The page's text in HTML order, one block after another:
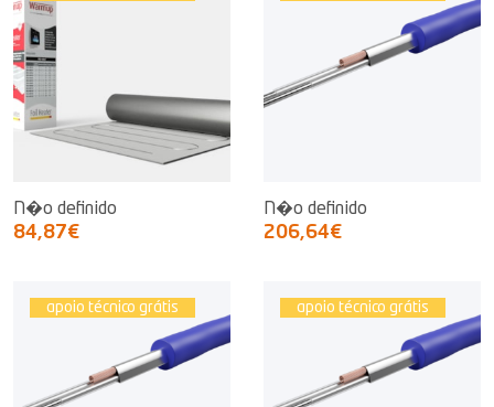
N�o definido
84,87€
N�o definido
206,64€
apoio técnico grátis apoio técnico grátis